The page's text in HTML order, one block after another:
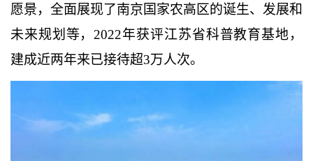
愿景，全面展现了南京国家农高区的诞生、发展和
未来规划等，2022年获评江苏省科普教育基地，
建成近两年来已接待超3万人次。